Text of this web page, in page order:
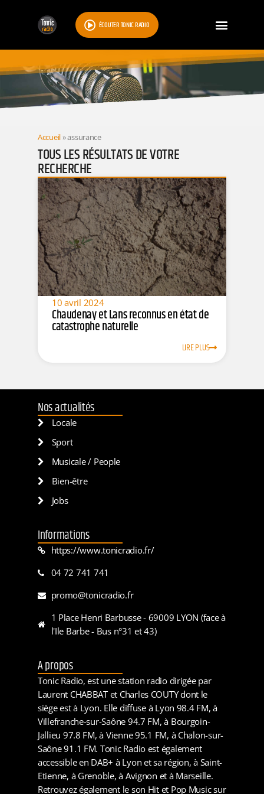
ÉCOUTER TONIC RADIO
RESULTATS
Accueil»assurance
TOUS LES RÉSULTATS DE VOTRE
RECHERCHE
10 avril 2024
Chaudenay et Lans reconnus en état de
catastrophe naturelle
LIRE PLUS
Nos actualités
Locale
Sport
Musicale / People
Bien-être
Jobs
Informations
https://www.tonicradio.fr/
04 72 741 741
promo@tonicradio.fr
1 Place Henri Barbusse - 69009 LYON (face à
l'Ile Barbe - Bus n°31 et 43)
A propos
Tonic Radio, est une station radio dirigée par
Laurent CHABBAT et Charles COUTY dont le
siège est à Lyon. Elle diffuse à Lyon 98.4 FM, à
Villefranche-sur-Saône 94.7 FM, à Bourgoin-
Jallieu 97.8 FM, à Vienne 95.1 FM, à Chalon-sur-
Saône 91.1 FM. Tonic Radio est également
accessible en DAB+ à Lyon et sa région, à Saint-
Etienne, à Grenoble, à Avignon et à Marseille.
Retrouvez également le son Hit et Pop Music sur